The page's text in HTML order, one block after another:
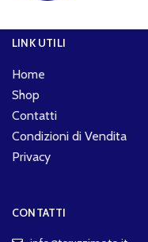
LINK UTILI
Home
Shop
Contatti
Condizioni di Vendita
Privacy
CONTATTI